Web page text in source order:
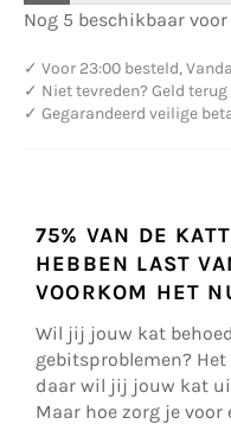
Nog 5 beschikbaar
✓ Voor 23:00 besteld,
✓ Niet tevreden? Geld
✓ Gegarandeerd veilige
75% VAN DE
HEBBEN LAST
VOORKOM HET
Wil jij jouw kat
gebitsproblemen?
daar wil jij jouw kat
Maar hoe zorg je